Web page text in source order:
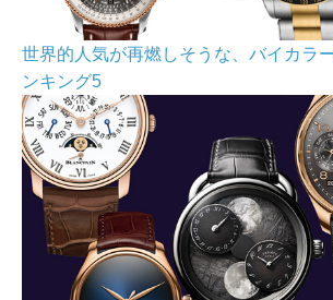
世界的人気が再燃しそうな、バイカラ
ンキング5